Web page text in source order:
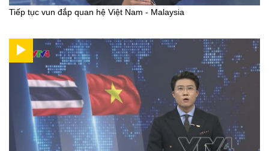
Tiếp tục vun đắp quan hệ Việt Nam - Malaysia